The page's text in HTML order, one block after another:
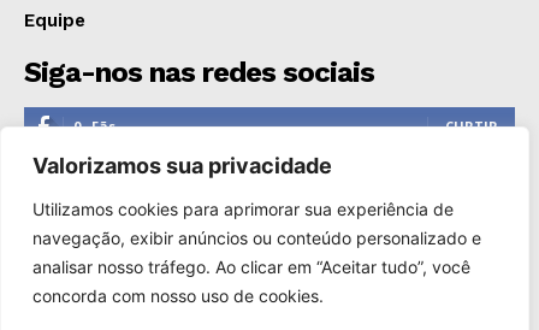
Valorizamos sua privacidade
Utilizamos cookies para aprimorar sua experiência de
navegação, exibir anúncios ou conteúdo personalizado e
analisar nosso tráfego. Ao clicar em “Aceitar tudo”, você
concorda com nosso uso de cookies.
Equipe
Siga-nos nas redes sociais
0 Fãs CURTIR
0 Seguidores
0 Inscritos INSCREVER